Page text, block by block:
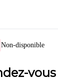
Non-disponible
vous